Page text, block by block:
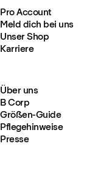
Pro Account
Meld dich bei uns
Unser Shop
Karriere
Über uns
B Corp
Größen-Guide
Pflegehinweise
Presse